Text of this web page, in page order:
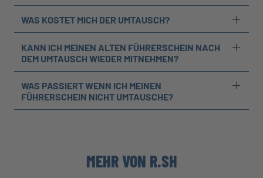
WAS KOSTET MICH DER UMTAUSCH?
KANN ICH MEINEN ALTEN FÜHRERSCHEIN NACH
DEM UMTAUSCH WIEDER MITNEHMEN?
WAS PASSIERT WENN ICH MEINEN
FÜHRERSCHEIN NICHT UMTAUSCHE?
MEHR VON R.SH